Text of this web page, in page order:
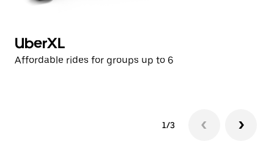
UberXL
Affordable rides for groups up to 6
1/3